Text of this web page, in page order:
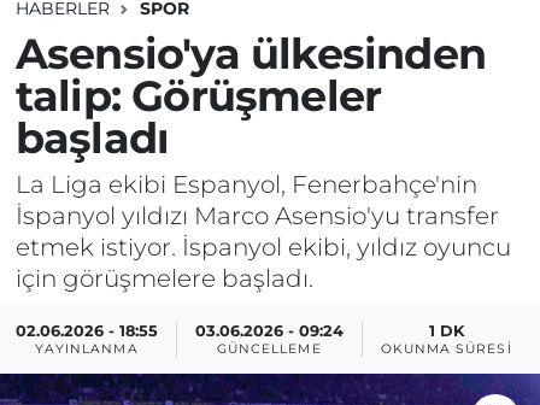
HABERLER SPOR
Asensio'ya ülkesinden
talip: Görüşmeler
başladı
La Liga ekibi Espanyol, Fenerbahçe'nin
İspanyol yıldızı Marco Asensio'yu transfer
etmek istiyor. İspanyol ekibi, yıldız oyuncu
için görüşmelere başladı.
02.06.2026 - 18:55
YAYINLANMA
03.06.2026 - 09:24
GÜNCELLEME
1 DK
OKUNMA SÜRESI
DÜNYA
EĞİTİM
ÖZEL HABER
Süper Lig Puan Durumu ve Fikstür
Tüm Manşetler
Son Dakika Haberleri
Haber Arşivi